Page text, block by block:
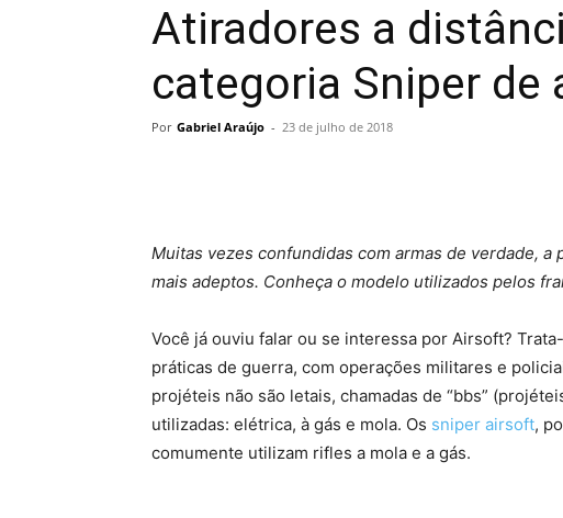
Atiradores a
categoria Sniper de
Por Gabriel Araújo - 23 de julho de 2018
Muitas vezes confundidas com armas de verdade,
mais adeptos. Conheça o modelo utilizados pelos
Você já ouviu falar ou se interessa por Airsoft?
práticas de guerra, com operações militares e
projéteis não são letais, chamadas de “bbs”
utilizadas: elétrica, à gás e mola. Os sniper airsoft​,
comumente utilizam rifles a mola e a gás.